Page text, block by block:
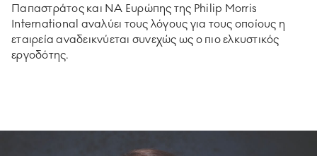
PMI SCIENCE
MEDIA CENTER
Παπαστράτος και ΝΑ Ευρώπης της Philip Morris
International αναλύει τους λόγους για τους οποίους η
εταιρεία αναδεικνύεται συνεχώς ως ο πιο ελκυστικός
εργοδότης.